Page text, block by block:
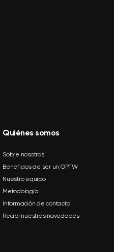
Quiénes somos
Sobre nosotros
Beneficios de ser un GPTW
Nuestro equipo
Metodología
Información de contacto
Recibí nuestras novedades